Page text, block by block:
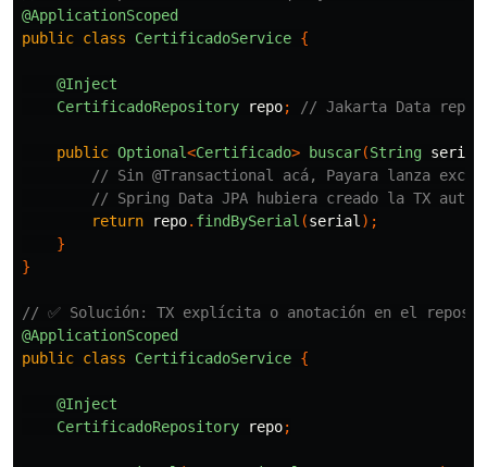
@ApplicationScoped
public class CertificadoService {
@Inject
CertificadoRepository
repo; // Jakarta Data
public Optional<Certificado> buscar(String serial
// Sin @Transactional acá, Payara lanza
// Spring Data JPA hubiera creado la TX
return
repo. findBySerial (serial );
}
}
// ✅ Solución: TX explícita o anotación en el
@ApplicationScoped
public class CertificadoService {
@Inject
CertificadoRepository
repo;